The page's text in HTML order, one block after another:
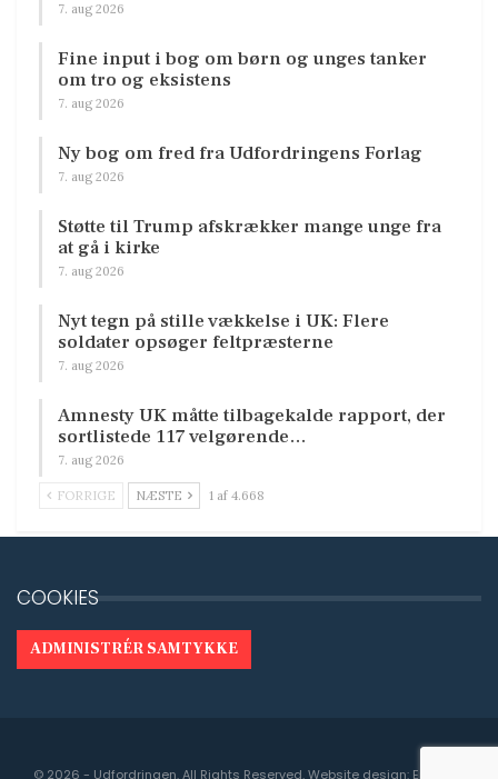
7. aug 2026
Fine input i bog om børn og unges tanker
om tro og eksistens
7. aug 2026
Ny bog om fred fra Udfordringens Forlag
7. aug 2026
Støtte til Trump afskrækker mange unge fra
at gå i kirke
7. aug 2026
Nyt tegn på stille vækkelse i UK: Flere
soldater opsøger feltpræsterne
7. aug 2026
Amnesty UK måtte tilbagekalde rapport, der
sortlistede 117 velgørende…
7. aug 2026
FORRIGE NÆSTE 1 af 4.668
COOKIES
ADMINISTRÉR SAMTYKKE
© 2026 - Udfordringen. All Rights Reserved.Website design: Engedal